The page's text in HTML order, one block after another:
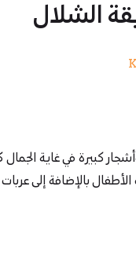
كبيرة في غاية الجمال
بالإضافة إلى